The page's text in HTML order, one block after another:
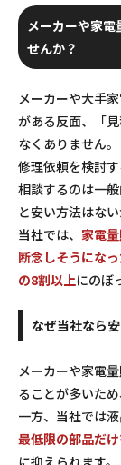
メーカーや家
せんか？
メーカーや大手
がある反面、「
なくありません。
修理依頼を検討
相談するのは一
と安い方法はな
当社では、 家電
断念しそうにな
の8割以上にのぼ
なぜ当社なら
メーカーや家電
ることが多いた
一方、当社では
最低限の部品だ
に抑えられます。